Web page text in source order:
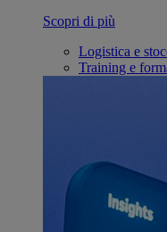
Scopri di più
Logistica e
Training e